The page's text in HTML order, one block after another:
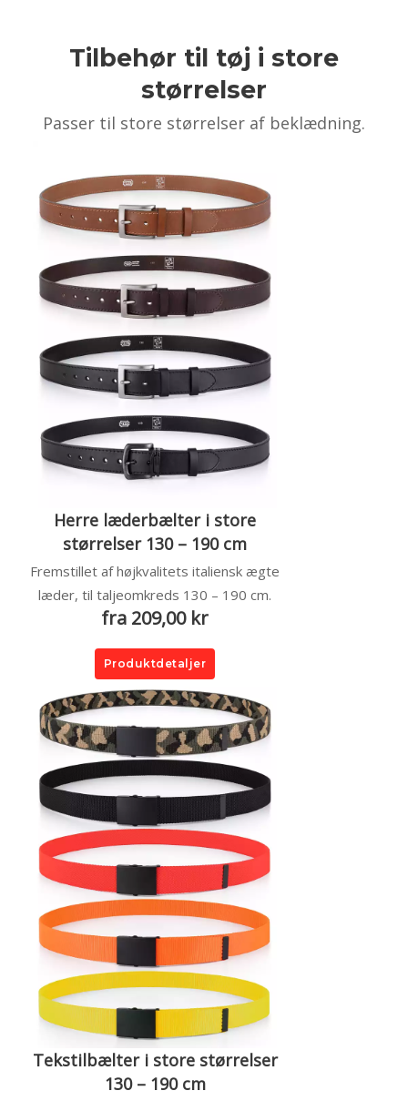
Tilbehør til tøj i store
størrelser
Passer til store størrelser af beklædning.
Herre læderbælter i store
størrelser 130 – 190 cm
Fremstillet af højkvalitets italiensk ægte
læder, til taljeomkreds 130 – 190 cm.
fra 209,00 kr
Produktdetaljer
Tekstilbælter i store størrelser
130 – 190 cm